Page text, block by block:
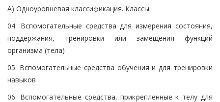
А) Одноуровневая классификация. Классы.
04. Вспомогательные средства для измерения состояния,
поддержания, тренировки или замещения функций
организма (тела)
05. Вспомогательные средства обучения и для тренировки
навыков
06. Вспомогательные средства, прикрепленные к телу для